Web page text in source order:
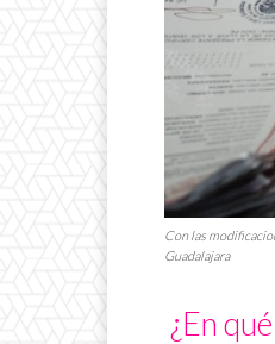
Con las
Guadalajara
¿En